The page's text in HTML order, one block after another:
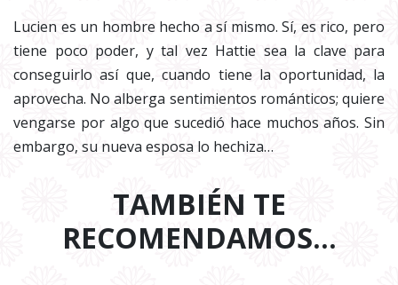
Lucien es un hombre hecho a sí mismo. Sí, es rico, pero
tiene poco poder, y tal vez Hattie sea la clave para
conseguirlo así que, cuando tiene la oportunidad, la
aprovecha. No alberga sentimientos románticos; quiere
vengarse por algo que sucedió hace muchos años. Sin
embargo, su nueva esposa lo hechiza…
TAMBIÉN TE
RECOMENDAMOS…